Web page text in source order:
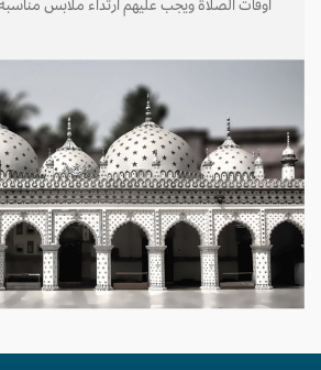
أوقات الصلاة ويجب عليهم ارتداء ملابس مناسبة.